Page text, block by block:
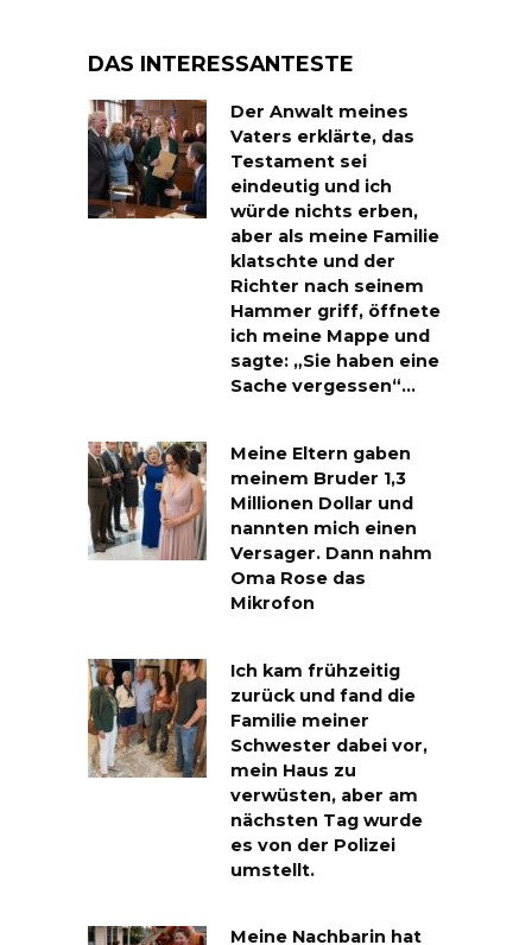
DAS INTERESSANTESTE
Der Anwalt meines
Vaters erklärte, das
Testament sei
eindeutig und ich
würde nichts erben,
aber als meine Familie
klatschte und der
Richter nach seinem
Hammer griff, öffnete
ich meine Mappe und
sagte: „Sie haben eine
Sache vergessen“…
Meine Eltern gaben
meinem Bruder 1,3
Millionen Dollar und
nannten mich einen
Versager. Dann nahm
Oma Rose das
Mikrofon
Ich kam frühzeitig
zurück und fand die
Familie meiner
Schwester dabei vor,
mein Haus zu
verwüsten, aber am
nächsten Tag wurde
es von der Polizei
umstellt.
Meine Nachbarin hat